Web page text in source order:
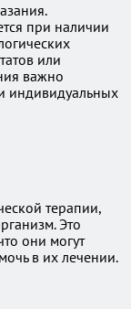
при наличии
или
важно
индивидуальных
терапии,
Это
они могут
в их лечении.